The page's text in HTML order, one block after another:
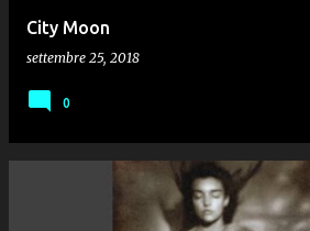
City Moon
settembre 25, 2018
0